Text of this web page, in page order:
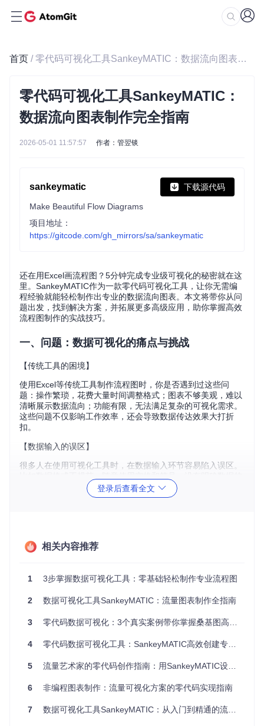
首页 / 零代码可视化工具SankeyMATIC：数据流向图表制作完全指南
零代码可视化工具SankeyMATIC：
数据流向图表制作完全指南
2026-05-01 11:57:57 作者：管翌锬
sankeymatic 下载源代码
Make Beautiful Flow Diagrams
项目地址：
https://gitcode.com/gh_mirrors/sa/sankeymatic
还在用Excel画流程图？5分钟完成专业级可视化的秘密就在这
里。SankeyMATIC作为一款零代码可视化工具，让你无需编
程经验就能轻松制作出专业的数据流向图表。本文将带你从问
题出发，找到解决方案，并拓展更多高级应用，助你掌握高效
流程图制作的实战技巧。
一、问题：数据可视化的痛点与挑战
【传统工具的困境】
使用Excel等传统工具制作流程图时，你是否遇到过这些问
题：操作繁琐，花费大量时间调整格式；图表不够美观，难以
清晰展示数据流向；功能有限，无法满足复杂的可视化需求。
这些问题不仅影响工作效率，还会导致数据传达效果大打折
扣。
【数据输入的误区】
很多人在使用可视化工具时，在数据输入环节容易陷入误区。
来源和目标关系，导致图表逻辑混乱；忽略数据的单位和量
级，使图表失去准确性。这些问题都会影响最终图表的质量。
【从0到1的蜕变：数据输入与图表生成】
如：
{
{"source": "工资" , "value": 1500, "target": "预算"
{"source": "预算", "value" : 450, "target" : "税收"
会自动解析并生成对应的流程图结构。
登录后查看全文
相关内容推荐
1 3步掌握数据可视化工具：零基础轻松制作专业流程图
2 数据可视化工具SankeyMATIC：流量图表制作全指南
3 零代码数据可视化：3个真实案例带你掌握桑基图高效制作方法
4 零代码数据可视化工具：SankeyMATIC高效创建专业流程图指南
5 流量艺术家的零代码创作指南：用SankeyMATIC设计专业数据流程图
6 非编程图表制作：流量可视化方案的零代码实现指南
7 数据可视化工具SankeyMATIC：从入门到精通的流量数据图表制作指南